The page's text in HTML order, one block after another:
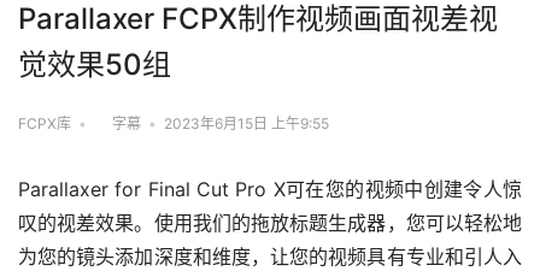
Parallaxer FCPX制作视频画面视差视
觉效果50组
FCPX库 • 字幕 • 2023年6月15日 上午9:55
Parallaxer for Final Cut Pro X可在您的视频中创建令人惊
叹的视差效果。使用我们的拖放标题生成器，您可以轻松地
为您的镜头添加深度和维度，让您的视频具有专业和引人入